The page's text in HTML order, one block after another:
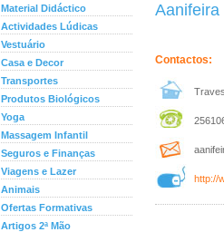
Material Didáctico
Actividades Lúdicas
Vestuário
Casa e Decor
Transportes
Produtos Biológicos
Yoga
Massagem Infantil
Seguros e Finanças
Viagens e Lazer
Animais
Ofertas Formativas
Artigos 2ª Mão
Aanifeira
Contactos:
http://